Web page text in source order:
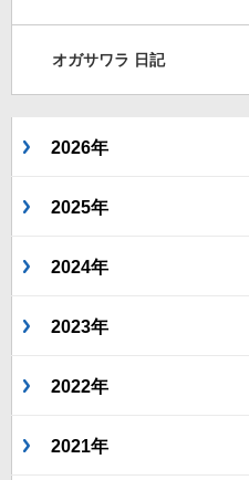
オガサワラ 日記
2026年
2025年
2024年
2023年
2022年
2021年